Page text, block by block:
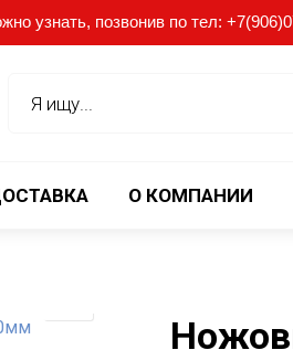
узнать, позвонив по тел:
О КОМПАНИИ